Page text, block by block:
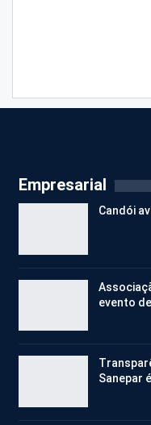
Empresarial
Candói
evento
Sanepar